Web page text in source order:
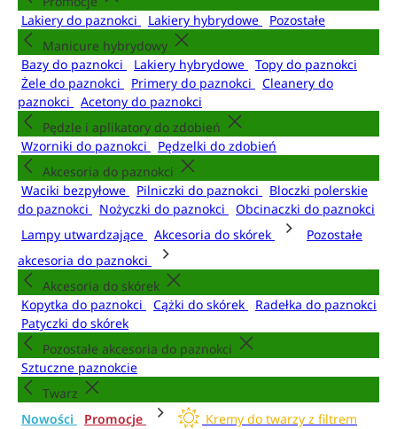
Lakiery do paznokci
Lakiery hybrydowe
Pozostałe
Manicure hybrydowy
Bazy do paznokci
Lakiery hybrydowe
Topy do paznokci
Żele do paznokci
Primery do paznokci
Cleanery do
paznokci
Acetony do paznokci
Pędzle i aplikatory do zdobień
Wzorniki do paznokci
Pędzelki do zdobień
Akcesoria do paznokci
Waciki bezpyłowe
Pilniczki do paznokci
Bloczki polerskie
do paznokci
Nożyczki do paznokci
Obcinaczki do paznokci
Lampy utwardzające
Akcesoria do skórek
Pozostałe
akcesoria do paznokci
Akcesoria do skórek
Kopytka do paznokci
Cążki do skórek
Radełka do paznokci
Patyczki do skórek
Pozostałe akcesoria do paznokci
Sztuczne paznokcie
Twarz
Nowości
Promocje
Kremy do twarzy z filtrem